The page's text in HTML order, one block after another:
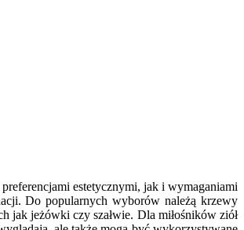
estetycznymi, jak i wymaganiami
Do popularnych wyborów należą krzewy
jak jeżówki czy szałwie. Dla miłośników ziół